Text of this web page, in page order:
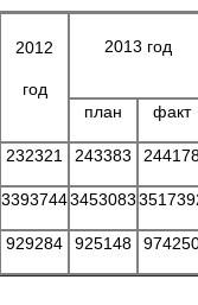
2012
год
2013 год
план факт
232321 243383
33937443453083
929284 925148